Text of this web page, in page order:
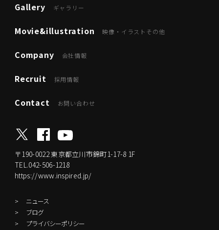
Gallery ギャラリー
Movie&illustration 映像・イラストその他
Company 会社情報
Recruit 採用情報
Contact お問い合わせ
〒190-0022東京都立川市錦町1-17-8 1F
TEL.042-506-1218
https://www.inspired.jp/
ニュース
ブログ
プライバシーポリシー